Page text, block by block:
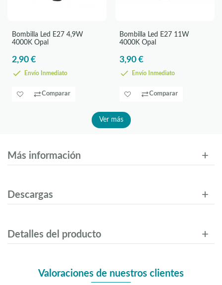
Bombilla Led E27 4,9W
4000K Opal
2,90 €
Envío Inmediato
Comparar
Bombilla Led E27 11W
4000K Opal
3,90 €
Envío Inmediato
Comparar
Ver más
Más información
Descargas
Detalles del producto
Valoraciones de nuestros clientes